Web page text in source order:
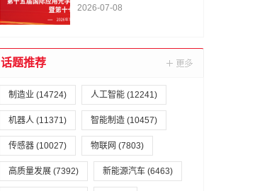
战略新蓝图
2026-07-08
话题推荐
制造业 (14724) 人工智能 (12241)
机器人 (11371) 智能制造 (10457)
传感器 (10027) 物联网 (7803)
高质量发展 (7392) 新能源汽车 (6463)